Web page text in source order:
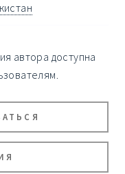
автора доступна